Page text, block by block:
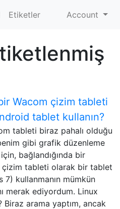
Etiketler Account
Wacom çizim tableti
tablet kullanın?
tableti biraz pahalı olduğu
gibi grafik düzenleme
bağlandığında bir
çizim tableti olarak bir tablet
7) kullanmanın mümkün
merak ediyordum. Linux
Biraz arama yaptım, ancak